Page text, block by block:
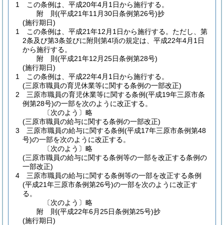
1
この条例は、平成20年4月1日から施行する。
附 則(平成21年11月30日条例第26号)抄
(施行期日)
1
この条例は、平成21年12月1日から施行する。 ただし、第
2条及び第3条並びに附則第4項の規定は、平成22年4月1日
から施行する。
附 則(平成21年12月25日条例第28号)
(施行期日)
1
この条例は、平成22年4月1日から施行する。
(三原市職員の育児休業等に関する条例の一部改正)
2
三原市職員の育児休業等に関する条例(平成19年三原市条
例第28号)の一部を次のように改正する。
〔次のよう〕略
(三原市職員の給与に関する条例の一部改正)
3
三原市職員の給与に関する条例(平成17年三原市条例第48
号)の一部を次のように改正する。
〔次のよう〕略
(三原市職員の給与に関する条例等の一部を改正する条例の
一部改正)
4
三原市職員の給与に関する条例等の一部を改正する条例
(平成21年三原市条例第26号)の一部を次のように改正す
る。
〔次のよう〕略
附 則(平成22年6月25日条例第25号)抄
(施行期日)